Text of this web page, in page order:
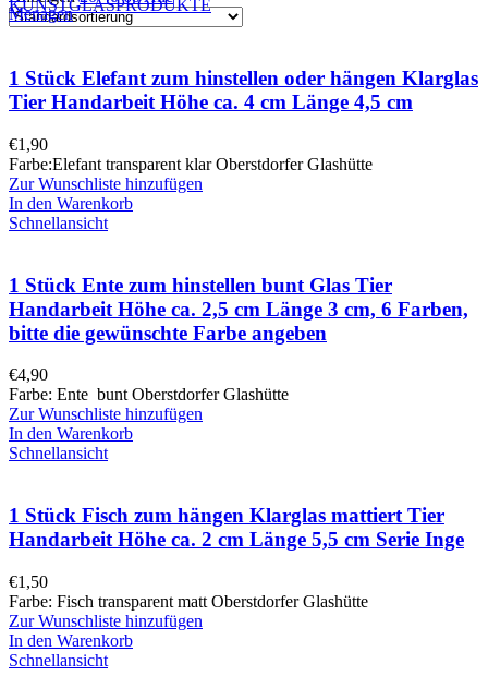
1 Stück Elefant zum hinstellen oder hängen Klarglas
Tier Handarbeit Höhe ca. 4 cm Länge 4,5 cm
€1,90
Farbe:Elefant transparent klar Oberstdorfer Glashütte
Zur Wunschliste hinzufügen
In den Warenkorb
Schnellansicht
1 Stück Ente zum hinstellen bunt Glas Tier
Handarbeit Höhe ca. 2,5 cm Länge 3 cm, 6 Farben,
bitte die gewünschte Farbe angeben
€4,90
Farbe: Ente bunt Oberstdorfer Glashütte
Zur Wunschliste hinzufügen
In den Warenkorb
Schnellansicht
1 Stück Fisch zum hängen Klarglas mattiert Tier
Handarbeit Höhe ca. 2 cm Länge 5,5 cm Serie Inge
€1,50
Farbe: Fisch transparent matt Oberstdorfer Glashütte
Zur Wunschliste hinzufügen
In den Warenkorb
Schnellansicht